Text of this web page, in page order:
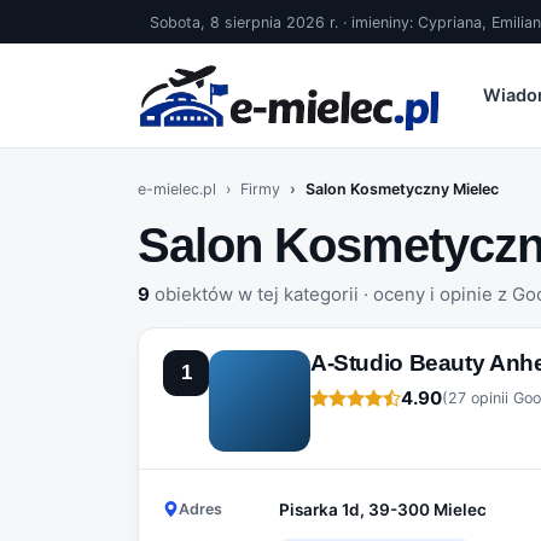
Sobota, 8 sierpnia 2026 r. · imieniny: Cypriana,
e-mielec.pl Firmy Salon Kosmetyczny Mielec
Salon
9 obiektów w tej kategorii · oceny i opinie z
1 A-Studio Beauty
4.90(27 opinii
Adres Pisarka 1d, 39-300 Mielec